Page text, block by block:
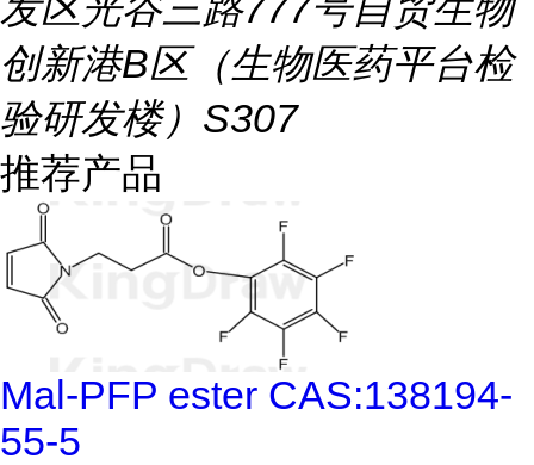
创新港B区（生物医药平台检
验研发楼）S307
推荐产品
Mal-PFP ester CAS:138194-
55-5